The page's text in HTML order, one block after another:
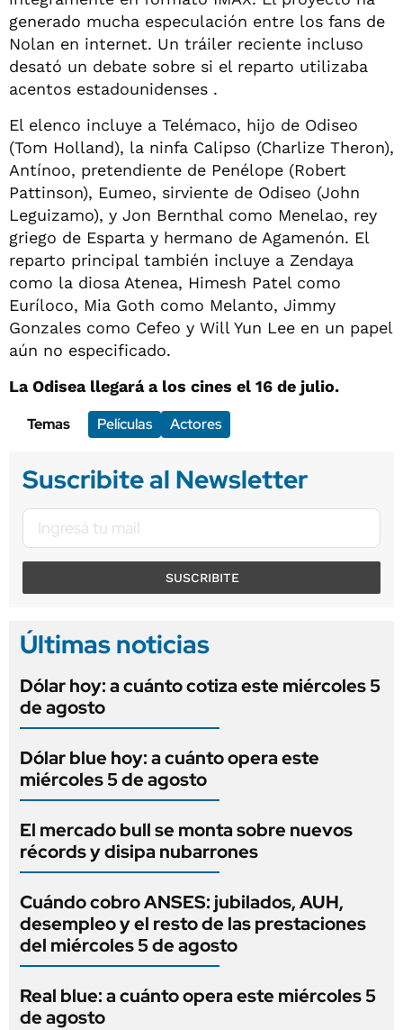
generado mucha especulación entre los fans de
Nolan en internet. Un tráiler reciente incluso
desató un debate sobre si el reparto utilizaba
acentos estadounidenses .
El elenco incluye a Telémaco, hijo de Odiseo
(Tom Holland), la ninfa Calipso (Charlize Theron),
Antínoo, pretendiente de Penélope (Robert
Pattinson), Eumeo, sirviente de Odiseo (John
Leguizamo), y Jon Bernthal como Menelao, rey
griego de Esparta y hermano de Agamenón. El
reparto principal también incluye a Zendaya
como la diosa Atenea, Himesh Patel como
Euríloco, Mia Goth como Melanto, Jimmy
Gonzales como Cefeo y Will Yun Lee en un papel
aún no especificado.
La Odisea llegará a los cines el 16 de julio.
Temas
Películas Actores
Suscribite al Newsletter
SUSCRIBITE
Últimas noticias
Dólar hoy: a cuánto cotiza este miércoles 5
de agosto
Dólar blue hoy: a cuánto opera este
miércoles 5 de agosto
El mercado bull se monta sobre nuevos
récords y disipa nubarrones
Cuándo cobro ANSES: jubilados, AUH,
desempleo y el resto de las prestaciones
del miércoles 5 de agosto
Real blue: a cuánto opera este miércoles 5
de agosto